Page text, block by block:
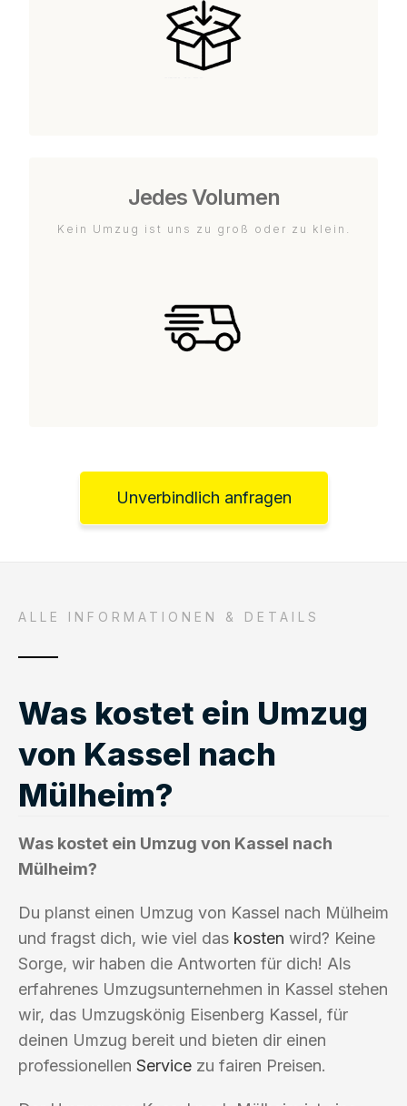
Jedes Volumen
Kein Umzug ist uns zu groß oder zu klein.
Unverbindlich anfragen
ALLE INFORMATIONEN & DETAILS
Was kostet ein Umzug
von Kassel nach
Mülheim?
Was kostet ein Umzug von Kassel nach
Mülheim?
Du planst einen Umzug von Kassel nach Mülheim
und fragst dich, wie viel das kosten wird? Keine
Sorge, wir haben die Antworten für dich! Als
erfahrenes Umzugsunternehmen in Kassel stehen
wir, das Umzugskönig Eisenberg Kassel, für
deinen Umzug bereit und bieten dir einen
professionellen Service zu fairen Preisen.